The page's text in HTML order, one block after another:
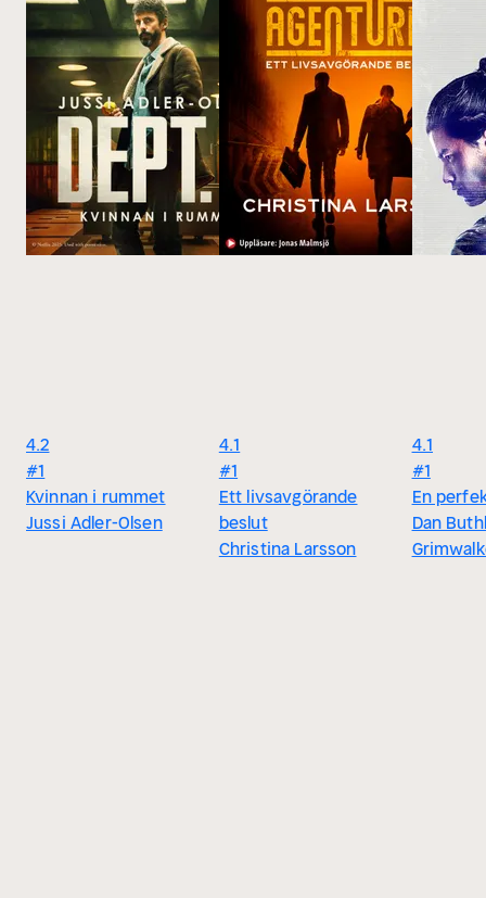
4.2
#1
Kvinnan i rummet
Jussi Adler-Olsen
4.1
#1
Ett livsavgörande
beslut
Christina Larsson
4.1
#1
En
Dan